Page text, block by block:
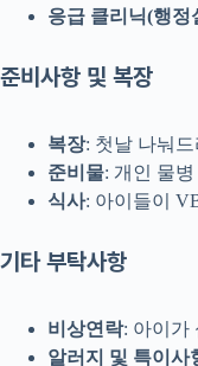
응급 클리닉(행정
준비사항 및 복장
복장: 첫날 나눠
준비물: 개인 물
식사: 아이들이
기타 부탁사항
비상연락: 아이가
알러지 및 특이사